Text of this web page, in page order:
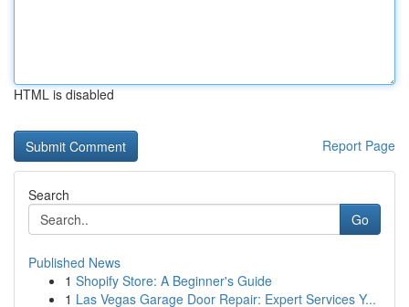
HTML is disabled
Report Page
Search
Go
Published News
1 Shopify Store: A Beginner's Guide
1 Las Vegas Garage Door Repair: Expert Services Y...